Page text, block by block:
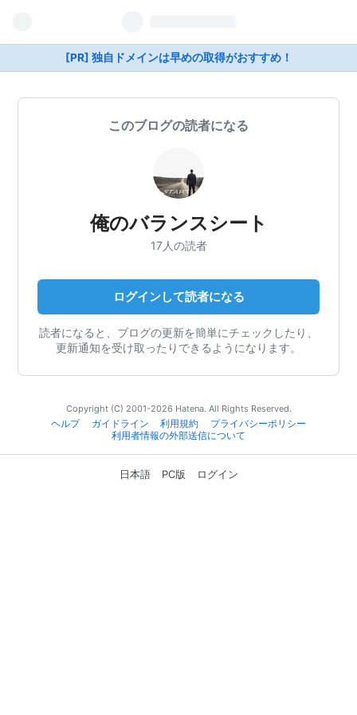
[PR] 独自ドメインは早めの取得がおすすめ！
このブログの読者になる
俺のバランスシート
17人の読者
ログインして読者になる
読者になると、ブログの更新を簡単にチェックしたり、
更新通知を受け取ったりできるようになります。
Copyright (C) 2001-2026 Hatena. All Rights Reserved.
ヘルプ
ガイドライン 利用規約
プライバシーポリシー
利用者情報の外部送信について
日本語 PC版 ログイン